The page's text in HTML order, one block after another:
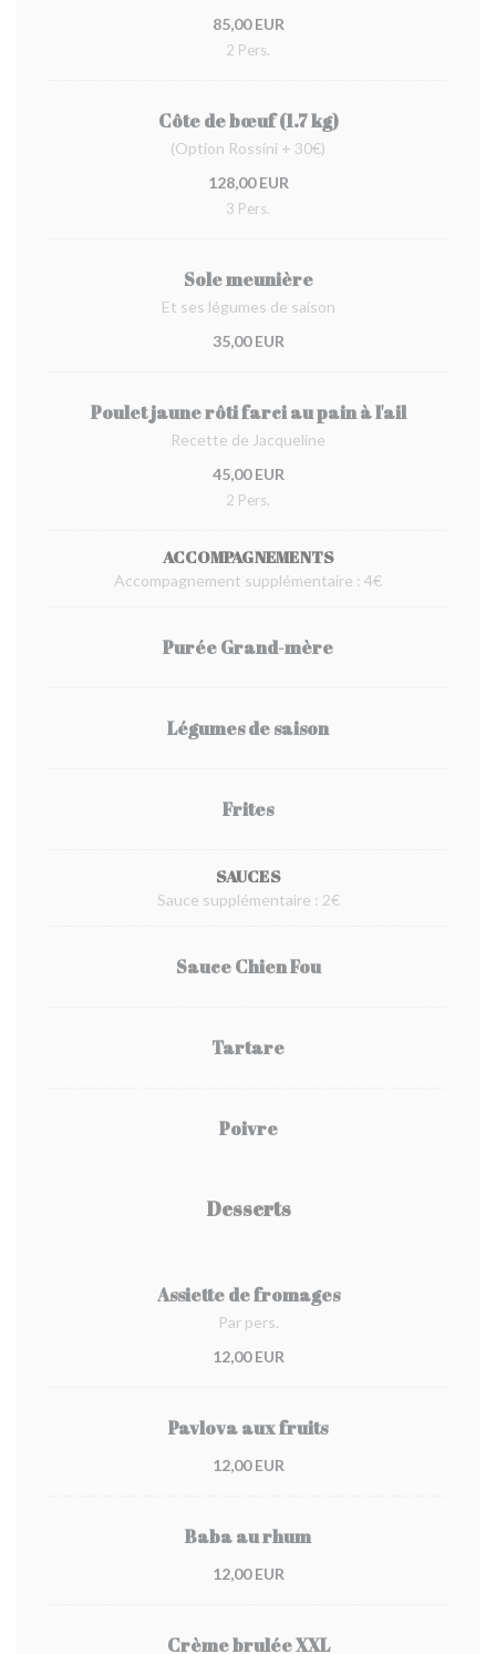
85,00 EUR
2 Pers.
Côte de bœuf (1.7 kg)
(Option Rossini + 30€)
128,00 EUR
3 Pers.
Sole meunière
Et ses légumes de saison
35,00 EUR
Poulet jaune rôti farci au pain à l'ail
Recette de Jacqueline
45,00 EUR
2 Pers.
ACCOMPAGNEMENTS
Accompagnement supplémentaire : 4€
Purée Grand-mère
Légumes de saison
Frites
SAUCES
Sauce supplémentaire : 2€
Sauce Chien Fou
Tartare
Poivre
Desserts
Assiette de fromages
Par pers.
12,00 EUR
Pavlova aux fruits
12,00 EUR
Baba au rhum
12,00 EUR
Crème brulée XXL